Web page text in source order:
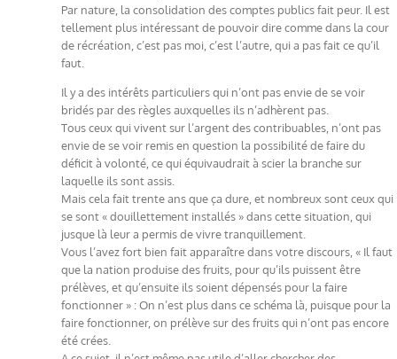
Par nature, la consolidation des comptes publics fait peur. Il est
tellement plus intéressant de pouvoir dire comme dans la cour
de récréation, c’est pas moi, c’est l’autre, qui a pas fait ce qu’il
faut.
Il y a des intérêts particuliers qui n’ont pas envie de se voir
bridés par des règles auxquelles ils n’adhèrent pas.
Tous ceux qui vivent sur l’argent des contribuables, n’ont pas
envie de se voir remis en question la possibilité de faire du
déficit à volonté, ce qui équivaudrait à scier la branche sur
laquelle ils sont assis.
Mais cela fait trente ans que ça dure, et nombreux sont ceux qui
se sont « douillettement installés » dans cette situation, qui
jusque là leur a permis de vivre tranquillement.
Vous l’avez fort bien fait apparaître dans votre discours, « Il faut
que la nation produise des fruits, pour qu’ils puissent être
prélèves, et qu’ensuite ils soient dépensés pour la faire
fonctionner » : On n’est plus dans ce schéma là, puisque pour la
faire fonctionner, on prélève sur des fruits qui n’ont pas encore
été crées.